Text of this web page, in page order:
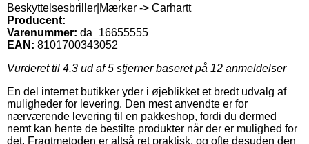
Beskyttelsesbriller|Mærker -> Carhartt
Producent:
Varenummer: da_16655555
EAN: 8101700343052
Vurderet til 4.3 ud af 5 stjerner baseret på 12 anmeldelser
En del internet butikker yder i øjeblikket et bredt udvalg af
muligheder for levering. Den mest anvendte er for
nærværende levering til en pakkeshop, fordi du dermed
nemt kan hente de bestilte produkter når der er mulighed for
det. Fragtmetoden er altså ret praktisk, og ofte desuden den